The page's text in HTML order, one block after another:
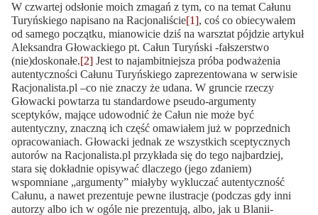
W czwartej odsłonie moich zmagań z tym, co na temat Całunu
Turyńskiego napisano na Racjonaliście[1], coś co obiecywałem
od samego początku, mianowicie dziś na warsztat pójdzie artykuł
Aleksandra Głowackiego pt. Całun Turyński -fałszerstwo
(nie)doskonałe.[2] Jest to najambitniejsza próba podważenia
autentyczności Całunu Turyńskiego zaprezentowana w serwisie
Racjonalista.pl –co nie znaczy że udana. W gruncie rzeczy
Głowacki powtarza tu standardowe pseudo-argumenty
sceptyków, mające udowodnić że Całun nie może być
autentyczny, znaczną ich część omawiałem już w poprzednich
opracowaniach. Głowacki jednak ze wszystkich sceptycznych
autorów na Racjonalista.pl przykłada się do tego najbardziej,
stara się dokładnie opisywać dlaczego (jego zdaniem)
wspomniane „argumenty” miałyby wykluczać autentyczność
Całunu, a nawet prezentuje pewne ilustracje (podczas gdy inni
autorzy albo ich w ogóle nie prezentują, albo, jak u Blanii-